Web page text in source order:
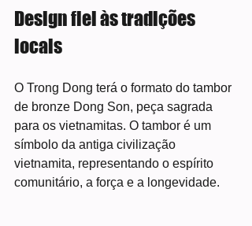
Design fiel às tradições
locais
O Trong Dong terá o formato do tambor
de bronze Dong Son, peça sagrada
para os vietnamitas. O tambor é um
símbolo da antiga civilização
vietnamita, representando o espírito
comunitário, a força e a longevidade.